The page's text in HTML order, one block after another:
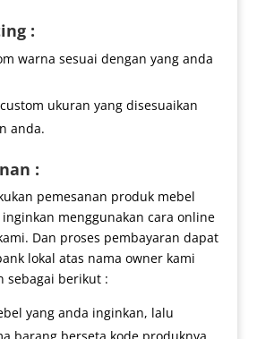
:
warna sesuai dengan yang anda
ukuran yang disesuaikan
anda.
:
pemesanan produk mebel
menggunakan cara online
Dan proses pembayaran dapat
lokal atas nama owner kami
sebagai berikut :
yang anda inginkan, lalu